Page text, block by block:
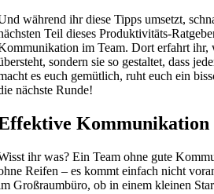
während ihr diese Tipps umsetzt,
Teil dieses Produktivitäts-
im Team. Dort erfahrt
sondern sie so gestaltet, dass
es euch gemütlich, ruht euch ein
nächste Runde!
Kommunikation
ihr was? Ein Team ohne gute
Reifen – es kommt einfach nicht
Großraumbüro, ob in einem kleinen